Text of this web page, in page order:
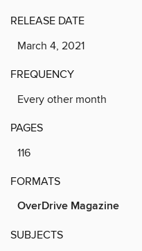
RELEASE DATE
March 4, 2021
FREQUENCY
Every other month
PAGES
116
FORMATS
OverDrive Magazine
SUBJECTS